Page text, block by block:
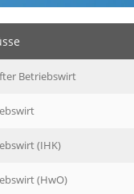
Betriebswirt
(IHK)
(HwO)